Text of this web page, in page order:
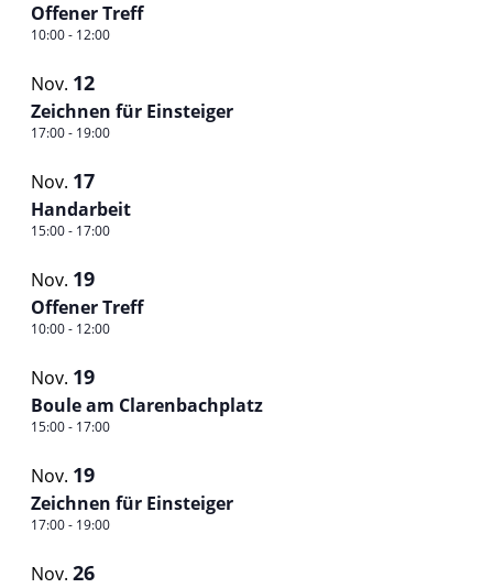
Offener Treff
10:00- 12:00
Nov. 12
Zeichnen für Einsteiger
17:00- 19:00
Nov. 17
Handarbeit
15:00- 17:00
Nov. 19
Offener Treff
10:00- 12:00
Nov. 19
Boule am Clarenbachplatz
15:00- 17:00
Nov. 19
Zeichnen für Einsteiger
17:00- 19:00
Nov. 26